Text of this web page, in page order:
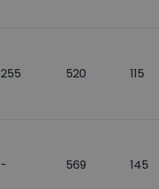
255 520 115
- 569 145